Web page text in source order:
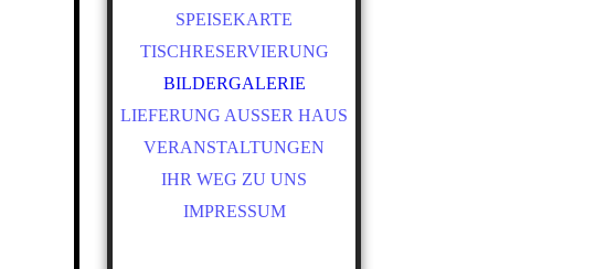
PT
CS
ES
IT
PL
SPEISEKARTE
TISCHRESERVIERUNG
BILDERGALERIE
LIEFERUNG AUSSER HAUS
VERANSTALTUNGEN
IHR WEG ZU UNS
IMPRESSUM